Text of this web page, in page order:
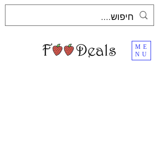
ME
NU